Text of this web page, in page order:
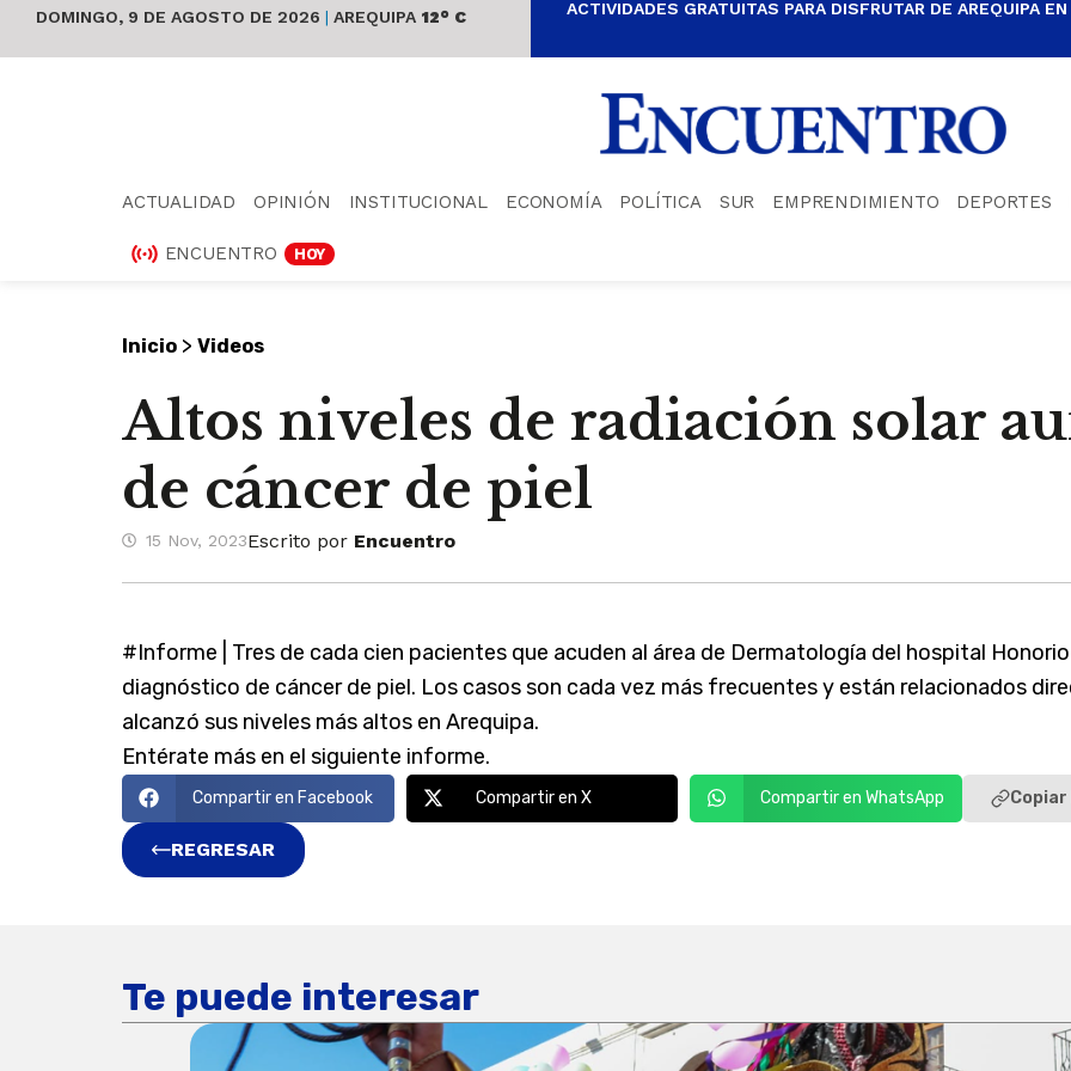
DOMINGO, 9 DE AGOSTO DE 2026 | AREQUIPA 12° C ACTIVIDADES GRATUITAS PARA DISFRUTAR DE AREQUIPA
ACTUALIDAD OPINIÓN INSTITUCIONAL ECONOMÍA POLÍTICA SUR EMPRENDIMIENTO DEPORTES
ENCUENTRO HOY
Inicio > Videos
Altos niveles de radiación solar
de cáncer de piel
15 Nov, 2023Escrito por Encuentro
#Informe | Tres de cada cien pacientes que acuden al área de Dermatología del hospital
diagnóstico de cáncer de piel. Los casos son cada vez más frecuentes y están relacionados
alcanzó sus niveles más altos en Arequipa.
Entérate más en el siguiente informe.
Compartir en Facebook Compartir en X Compartir en WhatsApp Copiar
REGRESAR
Te puede interesar